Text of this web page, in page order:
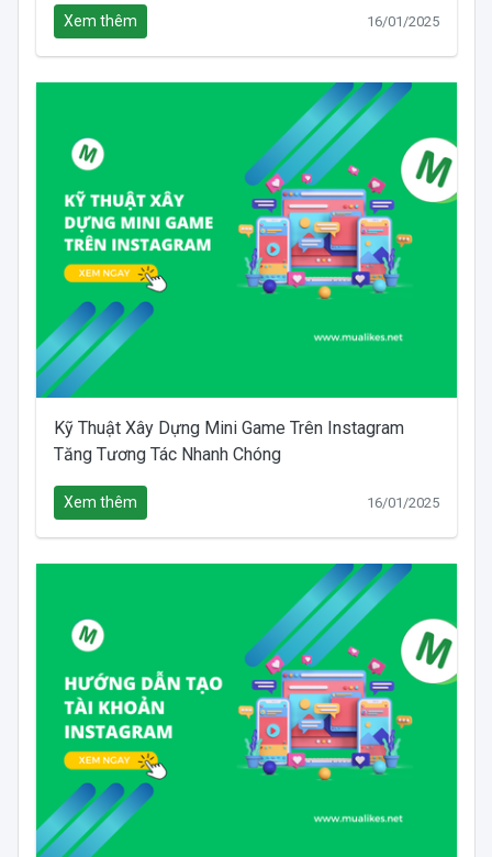
Xem thêm 16/01/2025
Kỹ Thuật Xây Dựng Mini Game Trên Instagram
Tăng Tương Tác Nhanh Chóng
Xem thêm 16/01/2025